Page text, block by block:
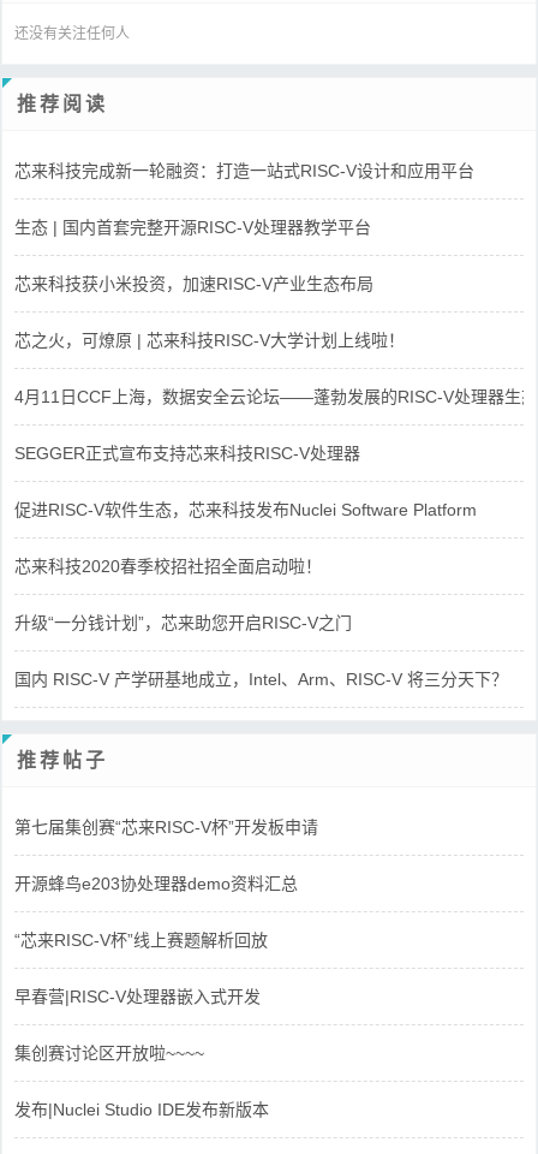
还没有关注任何人
推荐阅读
芯来科技完成新一轮融资：打造一站式RISC-V设计和应用平台
生态 | 国内首套完整开源RISC-V处理器教学平台
芯来科技获小米投资，加速RISC-V产业生态布局
芯之火，可燎原 | 芯来科技RISC-V大学计划上线啦！
4月11日CCF上海，数据安全云论坛——蓬勃发展的RISC-V处理器生态
SEGGER正式宣布支持芯来科技RISC-V处理器
促进RISC-V软件生态，芯来科技发布Nuclei Software Platform
芯来科技2020春季校招社招全面启动啦！
升级“一分钱计划”，芯来助您开启RISC-V之门
国内 RISC-V 产学研基地成立，Intel、Arm、RISC-V 将三分天下？
推荐帖子
第七届集创赛“芯来RISC-V杯”开发板申请
开源蜂鸟e203协处理器demo资料汇总
“芯来RISC-V杯”线上赛题解析回放
早春营|RISC-V处理器嵌入式开发
集创赛讨论区开放啦~~~~
发布|Nuclei Studio IDE发布新版本